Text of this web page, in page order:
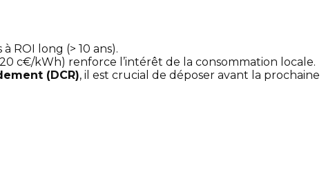
ROI long (> 10 ans).
c€/kWh) renforce l’intérêt de la consommation locale.
(DCR), il est crucial de déposer avant la prochaine